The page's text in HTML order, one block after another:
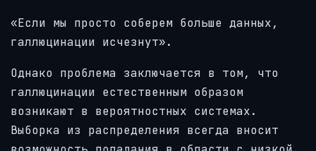
«Если мы просто соберем больше данных,
галлюцинации исчезнут».
Однако проблема заключается в том, что
галлюцинации естественным образом
возникают в вероятностных системах.
Выборка из распределения всегда вносит